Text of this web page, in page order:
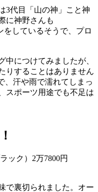
3代目「山の神」こと神
に神野さんも
をしているそうで、プロ
中につけてみましたが、
りすることはありません
、汗や雨で濡れてしまっ
スポーツ用途でも不足は
で裏切られました。オー